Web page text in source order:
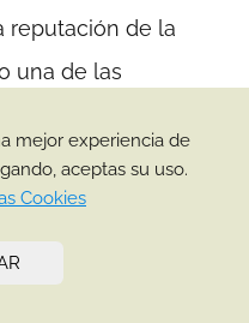
reputación de la
una de las
producto estrella,
ninguna duda que
y más confiables
mejor experiencia de
aceptas su uso.
Cookies